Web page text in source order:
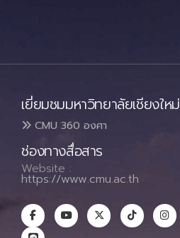
เยี่ยมชมมหาวิทยาลัยเชียงใหม่
CMU 360 องศา
ช่องทางสื่อสาร
Website :
https://www.cmu.ac.th